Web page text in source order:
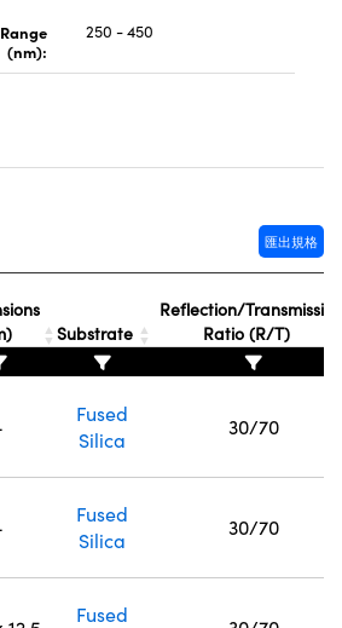
(nm):
250 - 450
匯出規格
Substrate
Reflection/Transmission
Ratio (R/T)
Fused
Silica
30/70
Fused
Silica
30/70
Fused